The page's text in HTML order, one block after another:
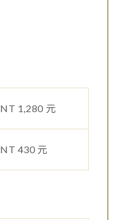
NT 1,280 元
NT 430 元